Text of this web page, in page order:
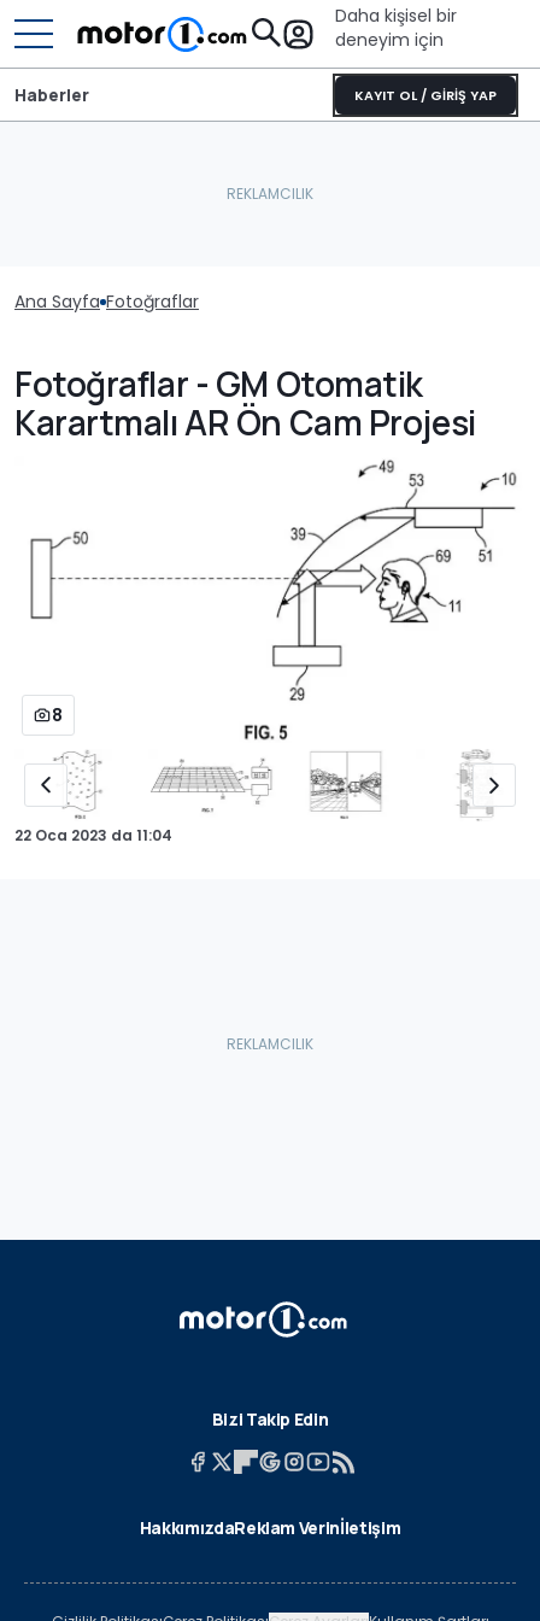
Daha kişisel bir
deneyim için
KAYIT OL / GİRİŞ YAP
Haberler
Ana Sayfa Fotoğraflar
Fotoğraflar - GM Otomatik
Karartmalı AR Ön Cam Projesi
8
22 Oca 2023 da 11:04
Bizi Takip Edin
HakkımızdaReklam Verinİletişim